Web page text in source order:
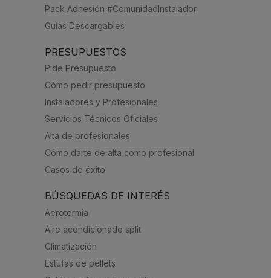
Pack Adhesión #ComunidadInstalador
Guías Descargables
PRESUPUESTOS
Pide Presupuesto
Cómo pedir presupuesto
Instaladores y Profesionales
Servicios Técnicos Oficiales
Alta de profesionales
Cómo darte de alta como profesional
Casos de éxito
BÚSQUEDAS DE INTERÉS
Aerotermia
Aire acondicionado split
Climatización
Estufas de pellets